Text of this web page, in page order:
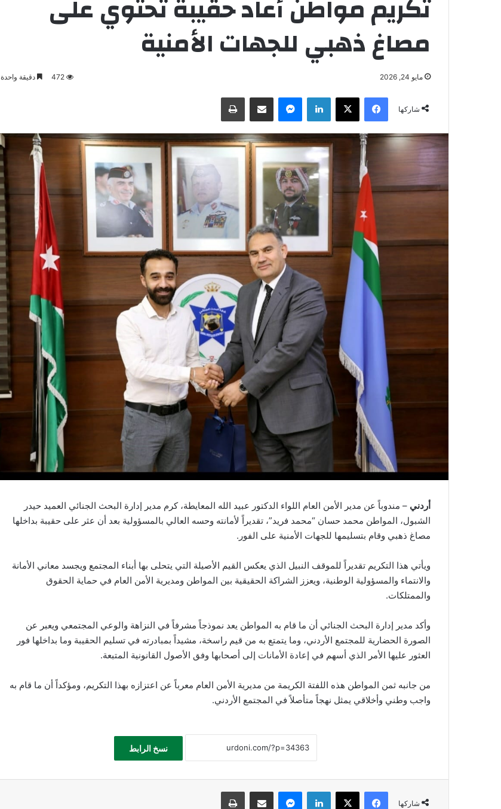
تكريم مواطن أعاد حقيبة تحتوي على
مصاغ ذهبي للجهات الأمنية
مايو 24, 2026 472 دقيقة واحدة
شاركها
فيسبوك لينكدإن
أردني – مندوباً عن مدير الأمن العام اللواء الدكتور عبيد الله المعايطة، كرم مدير إدارة البحث الجنائي العميد حيدر
الشبول، المواطن محمد حسان “محمد فريد”، تقديراً لأمانته وحسه العالي بالمسؤولية بعد أن عثر على حقيبة بداخلها
مصاغ ذهبي وقام بتسليمها للجهات الأمنية على الفور.
ويأتي هذا التكريم تقديراً للموقف النبيل الذي يعكس القيم الأصيلة التي يتحلى بها أبناء المجتمع ويجسد معاني الأمانة
والانتماء والمسؤولية الوطنية، ويعزز الشراكة الحقيقية بين المواطن ومديرية الأمن العام في حماية الحقوق
والممتلكات.
وأكد مدير إدارة البحث الجنائي أن ما قام به المواطن يعد نموذجاً مشرفاً في النزاهة والوعي المجتمعي ويعبر عن
الصورة الحضارية للمجتمع الأردني، وما يتمتع به من قيم راسخة، مشيداً بمبادرته في تسليم الحقيبة وما بداخلها فور
العثور عليها الأمر الذي أسهم في إعادة الأمانات إلى أصحابها وفق الأصول القانونية المتبعة.
من جانبه ثمن المواطن هذه اللفتة الكريمة من مديرية الأمن العام معرباً عن اعتزازه بهذا التكريم، ومؤكداً أن ما قام به
واجب وطني وأخلاقي يمثل نهجاً متأصلاً في المجتمع الأردني.
نسخ الرابط
شاركها
فيسبوك لينكدإن